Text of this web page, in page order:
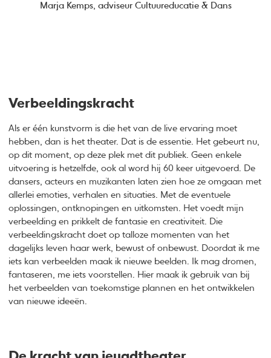
Marja Kemps, adviseur Cultuureducatie & Dans
Verbeeldingskracht
Als er één kunstvorm is die het van de live ervaring moet
hebben, dan is het theater. Dat is de essentie. Het gebeurt nu,
op dit moment, op deze plek met dit publiek. Geen enkele
uitvoering is hetzelfde, ook al word hij 60 keer uitgevoerd. De
dansers, acteurs en muzikanten laten zien hoe ze omgaan met
allerlei emoties, verhalen en situaties. Met de eventuele
oplossingen, ontknopingen en uitkomsten. Het voedt mijn
verbeelding en prikkelt de fantasie en creativiteit. Die
verbeeldingskracht doet op talloze momenten van het
dagelijks leven haar werk, bewust of onbewust. Doordat ik me
iets kan verbeelden maak ik nieuwe beelden. Ik mag dromen,
fantaseren, me iets voorstellen. Hier maak ik gebruik van bij
het verbeelden van toekomstige plannen en het ontwikkelen
van nieuwe ideeën.